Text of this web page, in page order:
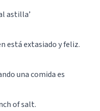
astilla’
está extasiado y feliz.
una comida es
of salt.